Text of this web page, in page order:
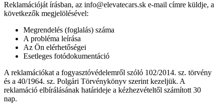
Reklamációját írásban, az info@elevatecars.sk e-mail címre küldje, a
következők megjelölésével:
Megrendelés (foglalás) száma
A probléma leírása
Az Ön elérhetőségei
Esetleges fotódokumentáció
A reklamációkat a fogyasztóvédelemről szóló 102/2014. sz. törvény
és a 40/1964. sz. Polgári Törvénykönyv szerint kezeljük. A
reklamáció elbírálásának határideje a kézhezvételtől számított 30
nap.